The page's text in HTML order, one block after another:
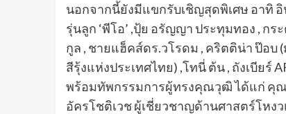
นอกจากนี้ยังมีแขกรับเชิญสุดพิเศษ อาทิ
รุ่นลูก ‘พีโอ’ ,ปุ้ย อรัญญา ประทุมทอง , ก
กูล , ชายแฮ็คส์ดร.วโรดม , คริตติน่า ป๊อ
สีรุ้งแห่งประเทศไทย) ,โทนี่ ต้น , ถังเบียร์
พร้อมทัพกรรมการผู้ทรงคุณวุฒิ ได้แก่ คุ
อัครโชติเวช ผู้เชี่ยวชาญด้านศาสตร์โหง